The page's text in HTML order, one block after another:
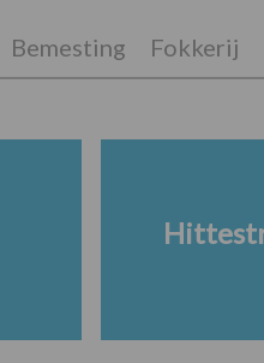
Bemesting Fokkerij